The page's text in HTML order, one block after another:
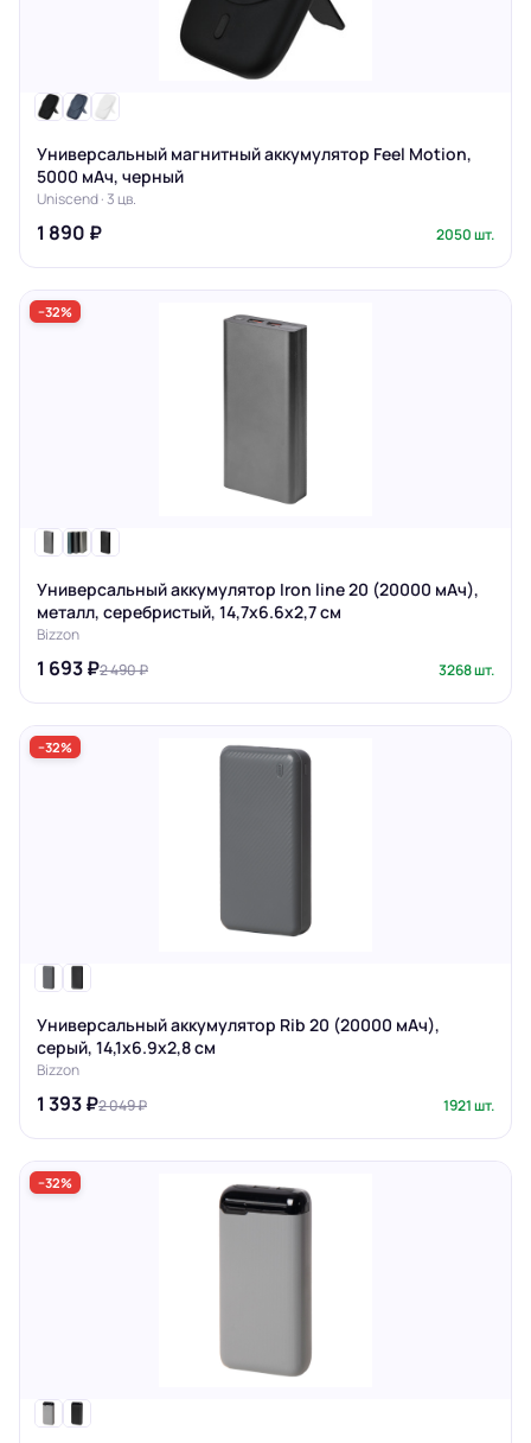
Универсальный магнитный аккумулятор Feel Motion,
5000 мАч, черный
Uniscend · 3 цв.
1 890 ₽ 2050 шт.
−32%
Универсальный аккумулятор Iron line 20 (20000 мАч),
металл, серебристый, 14,7х6.6х2,7 см
Bizzon
1 693 ₽2 490 ₽ 3268 шт.
−32%
Универсальный аккумулятор Rib 20 (20000 мАч),
серый, 14,1х6.9х2,8 см
Bizzon
1 393 ₽2 049 ₽ 1921 шт.
−32%